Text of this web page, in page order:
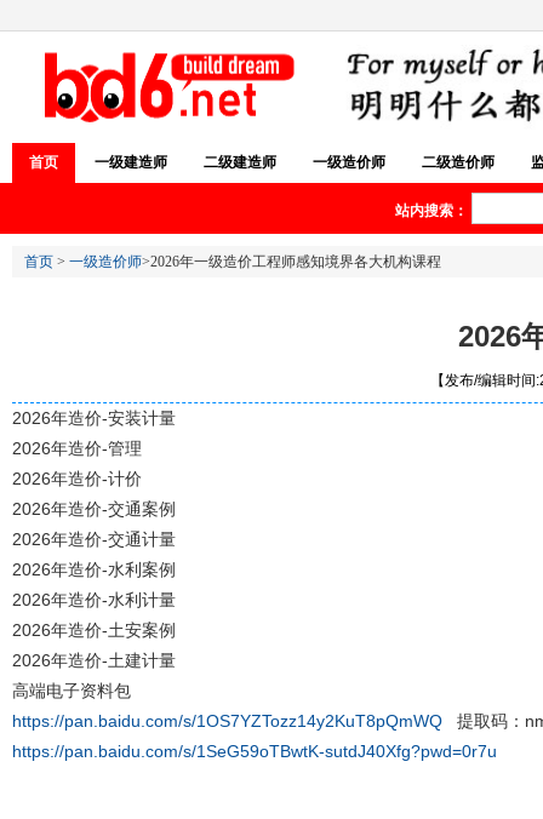
首页 一级建造师 二级建造师 一级造价师 二级造价师
站内搜索：
首页 > 一级造价师>2026年一级造价工程师感知境界各大机构课程
2026
【发布/编辑时
2026年造价-安装计量
2026年造价-管理
2026年造价-计价
2026年造价-交通案例
2026年造价-交通计量
2026年造价-水利案例
2026年造价-水利计量
2026年造价-土安案例
2026年造价-土建计量
高端电子资料包
https://pan.baidu.com/s/1OS7YZTozz14y2KuT8pQmWQ 提取码：
https://pan.baidu.com/s/1SeG59oTBwtK-sutdJ40Xfg?pwd=0r7u